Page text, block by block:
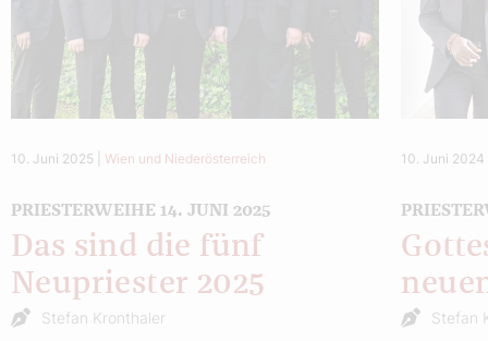
10. Juni 2025 Wien und Niederösterreich
PRIESTERWEIHE 14. JUNI 2025
Das sind die fünf
Neupriester 2025
Stefan Kronthaler
10. Juni 2024
Stefan